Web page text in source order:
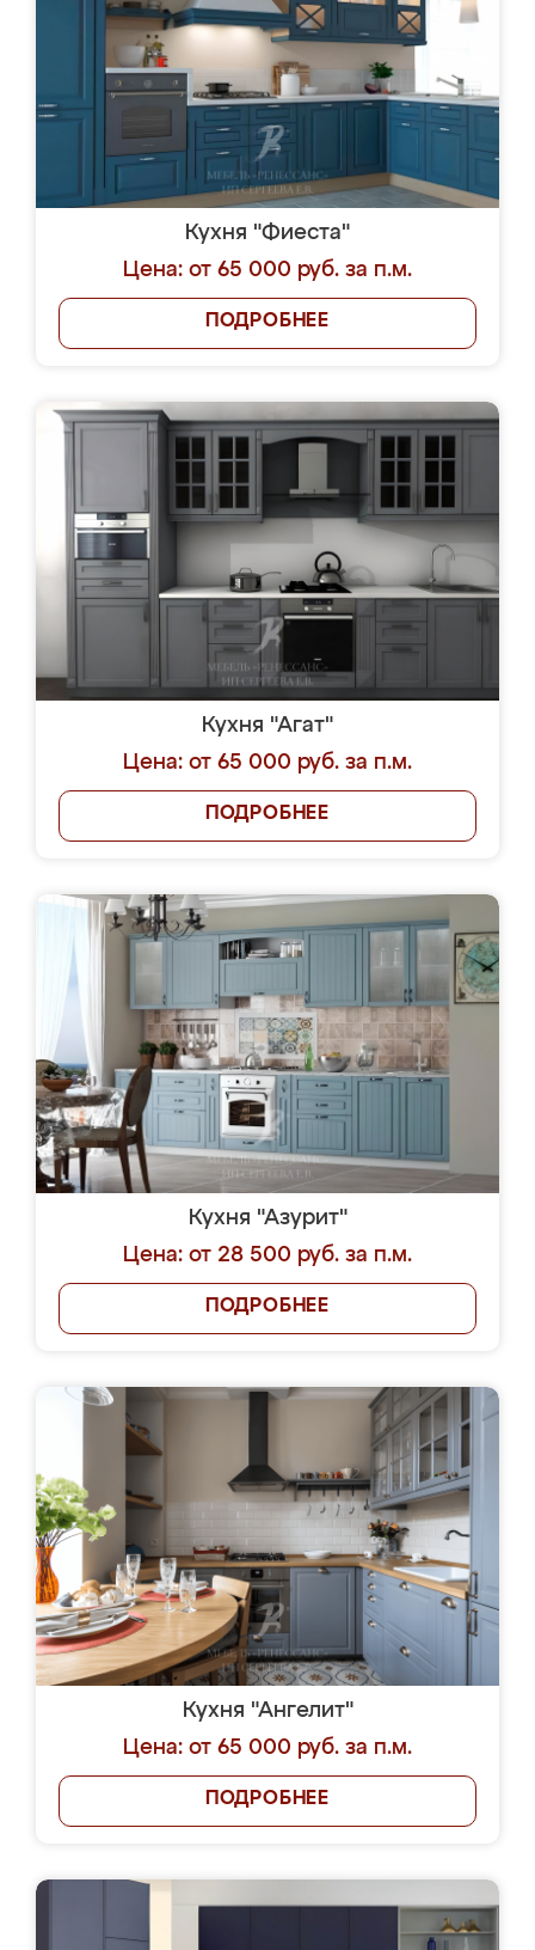
Кухня "Фиеста"
Цена: от 65 000 руб. за п.м.
ПОДРОБНЕЕ
Кухня "Агат"
Цена: от 65 000 руб. за п.м.
ПОДРОБНЕЕ
Кухня "Азурит"
Цена: от 28 500 руб. за п.м.
ПОДРОБНЕЕ
Кухня "Ангелит"
Цена: от 65 000 руб. за п.м.
ПОДРОБНЕЕ